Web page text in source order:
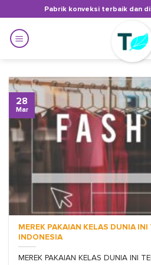
to
content
Pabrik konveksi terbaik dan
MEREK PAKAIAN KELAS DUNIA INI
INDONESIA
MEREK PAKAIAN KELAS DUNIA INI
28
Mar